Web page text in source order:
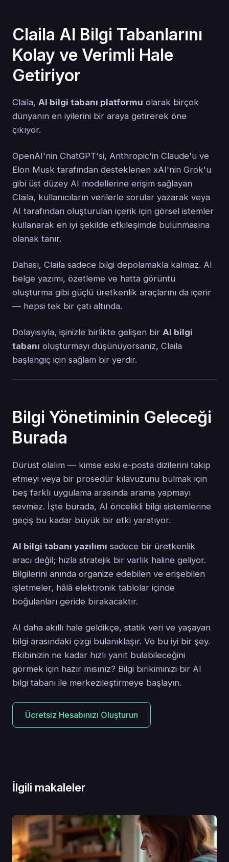
Claila AI Bilgi Tabanlarını
Kolay ve Verimli Hale
Getiriyor
Claila, AI bilgi tabanı platformu olarak birçok
dünyanın en iyilerini bir araya getirerek öne
çıkıyor.
OpenAI'nin ChatGPT'si, Anthropic'in Claude'u ve
Elon Musk tarafından desteklenen xAI'nin Grok'u
gibi üst düzey AI modellerine erişim sağlayan
Claila, kullanıcıların verilerle sorular yazarak veya
AI tarafından oluşturulan içerik için görsel istemler
kullanarak en iyi şekilde etkileşimde bulunmasına
olanak tanır.
Dahası, Claila sadece bilgi depolamakla kalmaz. AI
belge yazımı, özetleme ve hatta görüntü
oluşturma gibi güçlü üretkenlik araçlarını da içerir
— hepsi tek bir çatı altında.
Dolayısıyla, işinizle birlikte gelişen bir AI bilgi
tabanı oluşturmayı düşünüyorsanız, Claila
başlangıç için sağlam bir yerdir.
Bilgi Yönetiminin Geleceği
Burada
Dürüst olalım — kimse eski e-posta dizilerini takip
etmeyi veya bir prosedür kılavuzunu bulmak için
beş farklı uygulama arasında arama yapmayı
sevmez. İşte burada, AI öncelikli bilgi sistemlerine
geçiş bu kadar büyük bir etki yaratıyor.
AI bilgi tabanı yazılımı sadece bir üretkenlik
aracı değil; hızla stratejik bir varlık haline geliyor.
Bilgilerini anında organize edebilen ve erişebilen
işletmeler, hâlâ elektronik tablolar içinde
boğulanları geride bırakacaktır.
AI daha akıllı hale geldikçe, statik veri ve yaşayan
bilgi arasındaki çizgi bulanıklaşır. Ve bu iyi bir şey.
Ekibinizin ne kadar hızlı yanıt bulabileceğini
görmek için hazır mısınız? Bilgi birikiminizi bir AI
bilgi tabanı ile merkezileştirmeye başlayın.
Ücretsiz Hesabınızı Oluşturun
İlgili makaleler